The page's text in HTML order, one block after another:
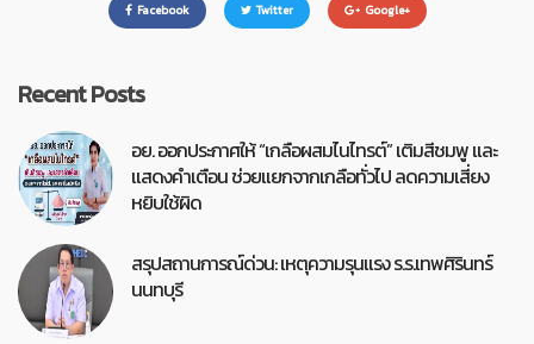
Facebook Twitter Google+
Recent Posts
อย. ออกประกาศให้ “เกลือผสมไนไทรต์” เติมสีชมพู และ
แสดงคำเตือน ช่วยแยกจากเกลือทั่วไป ลดความเสี่ยง
หยิบใช้ผิด
สรุปสถานการณ์ด่วน: เหตุความรุนแรง ร.ร.เทพศิรินทร์
นนทบุรี